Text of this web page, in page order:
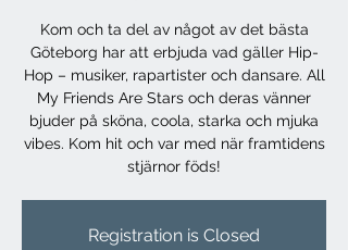
Kom och ta del av något av det bästa
Göteborg har att erbjuda vad gäller Hip-
Hop – musiker, rapartister och dansare. All
My Friends Are Stars och deras vänner
bjuder på sköna, coola, starka och mjuka
vibes. Kom hit och var med när framtidens
stjärnor föds!
Registration is Closed